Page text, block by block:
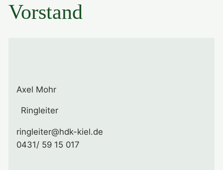
Vorstand
Axel Mohr
Ringleiter
ringleiter@hdk-kiel.de
0431/ 59 15 017